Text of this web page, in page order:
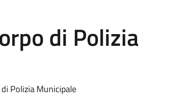
di Polizia
Polizia Municipale